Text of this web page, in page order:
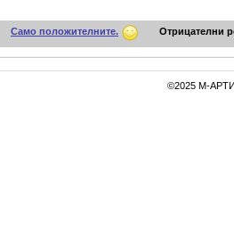
Само положителните. Отрицателни
©2025 М-